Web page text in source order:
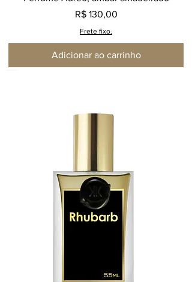
Preço
R$ 130,00
Frete fixo.
Adicionar ao carrinho